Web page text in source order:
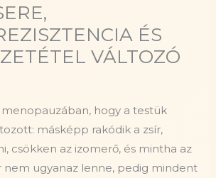
ÉS
VÁLTOZÓ
hogy a testük
másképp rakódik a zsír,
csökken az izomerő, és mintha az
nem ugyanaz lenne, pedig mindent